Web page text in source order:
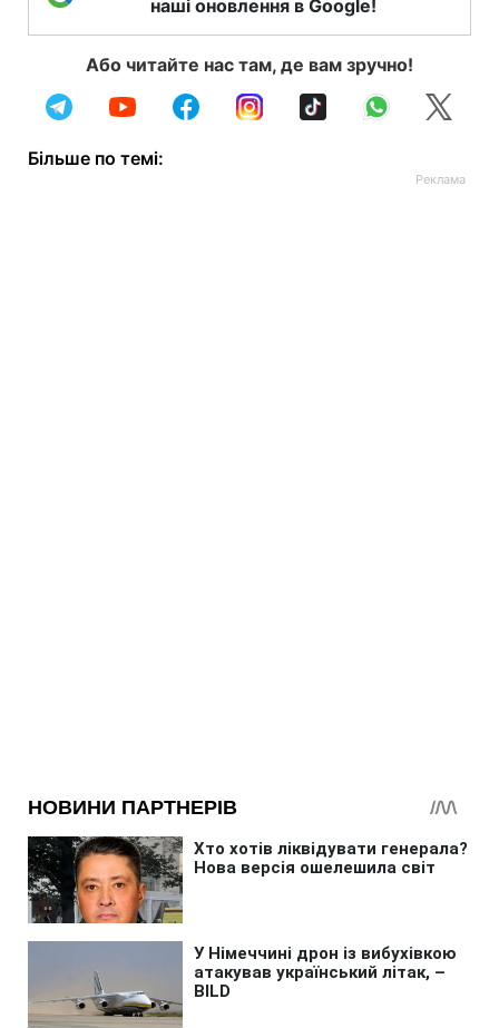
наші оновлення в Google!
Або читайте нас там, де вам зручно!
Більше по темі: